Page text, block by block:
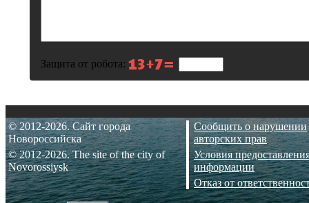
Защита от робота:
© 2012-2026. Сайт города
Новороссийска
© 2012-2026. The site of the city of
Novorossiysk
Сообщить о нарушении
авторских прав
Условия
информации
Отказ от